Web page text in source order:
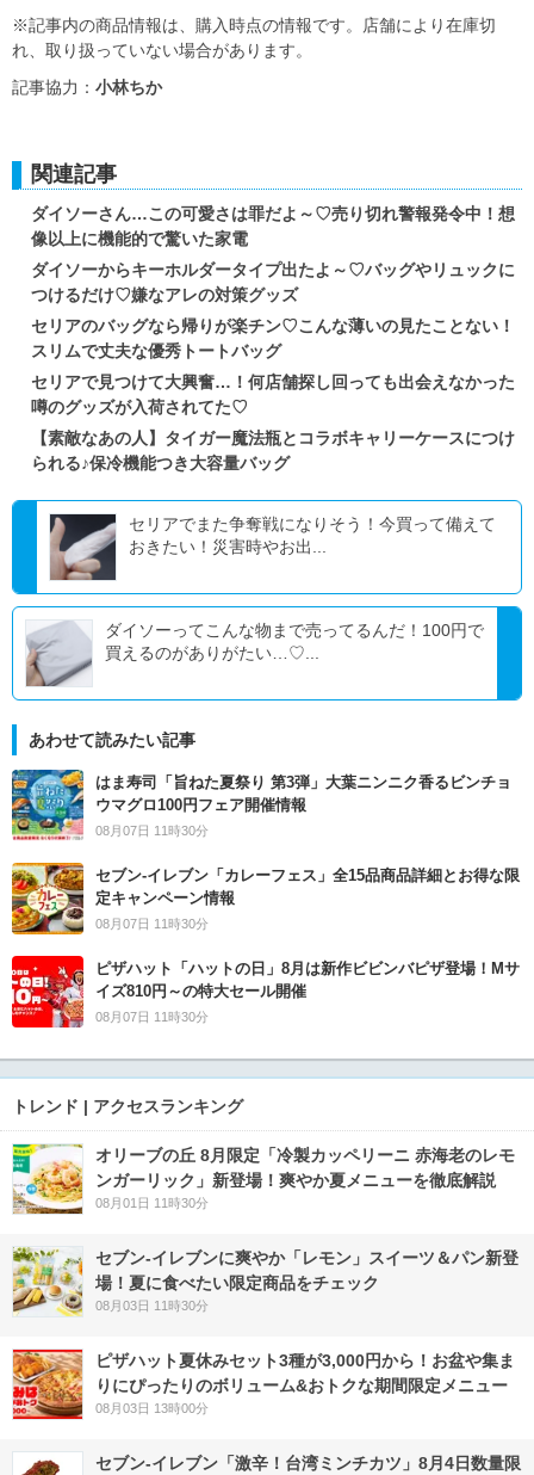
※記事内の商品情報は、購入時点の情報です。店舗により在庫切
れ、取り扱っていない場合があります。
記事協力： 小林ちか
関連記事
ダイソーさん…この可愛さは罪だよ～♡売り切れ警報発令中！想
像以上に機能的で驚いた家電
ダイソーからキーホルダータイプ出たよ～♡バッグやリュックに
つけるだけ♡嫌なアレの対策グッズ
セリアのバッグなら帰りが楽チン♡こんな薄いの見たことない！
スリムで丈夫な優秀トートバッグ
セリアで見つけて大興奮…！何店舗探し回っても出会えなかった
噂のグッズが入荷されてた♡
【素敵なあの人】タイガー魔法瓶とコラボキャリーケースにつけ
られる♪保冷機能つき大容量バッグ
セリアでまた争奪戦になりそう！今買って備えて
おきたい！災害時やお出...
ダイソーってこんな物まで売ってるんだ！100円で
買えるのがありがたい…♡...
あわせて読みたい記事
はま寿司「旨ねた夏祭り 第3弾」大葉ニンニク香るビンチョ
ウマグロ100円フェア開催情報
08月07日 11時30分
セブン‐イレブン「カレーフェス」全15品商品詳細とお得な限
定キャンペーン情報
08月07日 11時30分
ピザハット「ハットの日」8月は新作ビビンバピザ登場！Mサ
イズ810円～の特大セール開催
08月07日 11時30分
トレンド | アクセスランキング
オリーブの丘 8月限定「冷製カッペリーニ 赤海老のレモ
ンガーリック」新登場！爽やか夏メニューを徹底解説
08月01日 11時30分
セブン‐イレブンに爽やか「レモン」スイーツ＆パン新登
場！夏に食べたい限定商品をチェック
08月03日 11時30分
ピザハット夏休みセット3種が3,000円から！お盆や集ま
りにぴったりのボリューム&おトクな期間限定メニュー
08月03日 13時00分
セブン-イレブン「激辛！台湾ミンチカツ」8月4日数量限